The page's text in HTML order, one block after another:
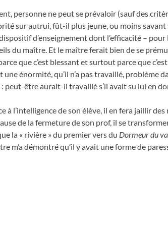
personne ne peut se prévaloir (sauf des
sur autrui, fût-il plus jeune, ou moins
d’enseignement dont l’efficacité – pour
du maître. Et le maître ferait bien de se
que c’est blessant et surtout parce que
énormité, qu’il n’a pas travaillé, problème
peut-être aurait-il travaillé s’il avait su lui en
à l’intelligence de son élève, il en fera jaillir des
de la fermeture de son prof, il se
la « rivière » du premier vers du Dormeur du
m’a démontré qu’il y avait une forme de